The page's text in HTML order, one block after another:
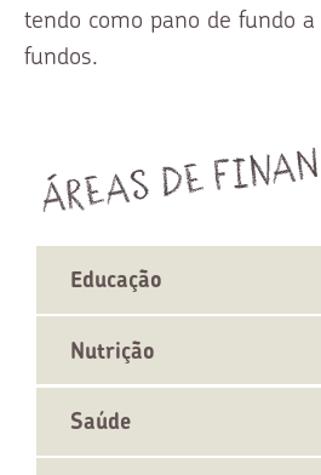
tendo como pano de fundo a
fundos.
Áreas de
Educação
Nutrição
Saúde